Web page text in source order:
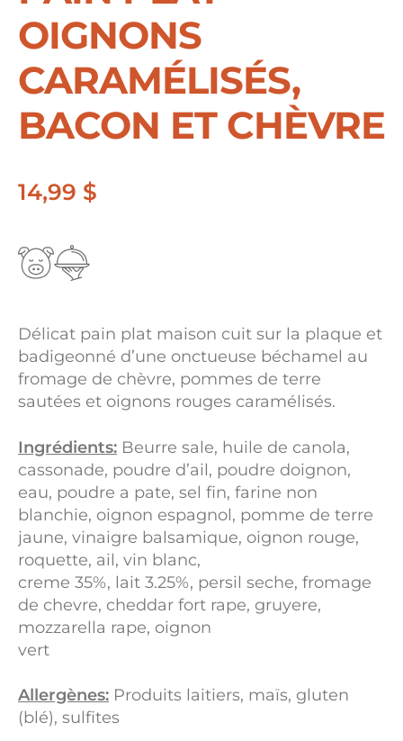
OIGNONS
CARAMÉLISÉS,
BACON ET CHÈVRE
14,99 $
Délicat pain plat maison cuit sur la plaque et
badigeonné d’une onctueuse béchamel au
fromage de chèvre, pommes de terre
sautées et oignons rouges caramélisés.
Ingrédients: Beurre sale, huile de canola,
cassonade, poudre d’ail, poudre doignon,
eau, poudre a pate, sel fin, farine non
blanchie, oignon espagnol, pomme de terre
jaune, vinaigre balsamique, oignon rouge,
roquette, ail, vin blanc,
creme 35%, lait 3.25%, persil seche, fromage
de chevre, cheddar fort rape, gruyere,
mozzarella rape, oignon
vert
Allergènes: Produits laitiers, maïs, gluten
(blé), sulfites